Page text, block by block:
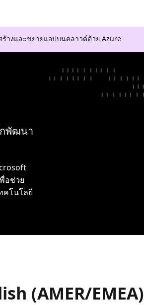
างและขยายแอปบนคลาวด์ด้วย Azure
กพัฒนา
อช่วย
คโนโลยี
(AMER/EMEA)